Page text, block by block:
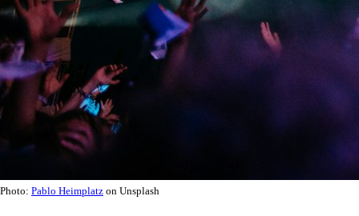
Photo: Pablo Heimplatz on Unsplash